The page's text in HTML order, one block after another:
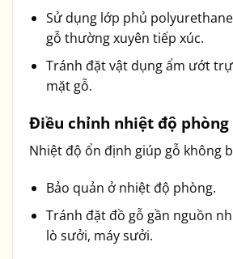
Sử dụng lớp phủ
gỗ thường xuyên tiếp xúc.
Tránh đặt vật dụng ẩm ướt
mặt gỗ.
Điều chỉnh nhiệt độ phòng
Nhiệt độ ổn định giúp gỗ không
Bảo quản ở nhiệt độ phòng.
Tránh đặt đồ gỗ gần nguồn
lò sưởi, máy sưởi.